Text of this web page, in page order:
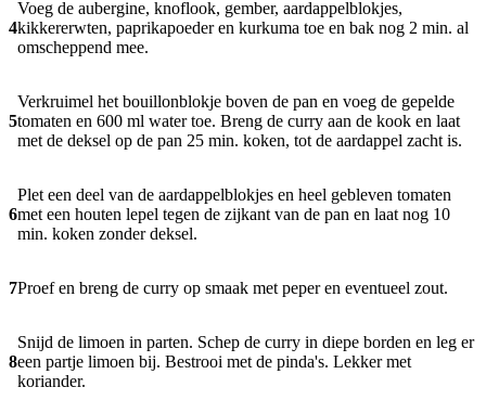
4
Voeg de aubergine, knoflook, gember, aardappelblokjes,
kikkererwten, paprikapoeder en kurkuma toe en bak nog 2 min. al
omscheppend mee.
5
Verkruimel het bouillonblokje boven de pan en voeg de gepelde
tomaten en 600 ml water toe. Breng de curry aan de kook en laat
met de deksel op de pan 25 min. koken, tot de aardappel zacht is.
6
Plet een deel van de aardappelblokjes en heel gebleven tomaten
met een houten lepel tegen de zijkant van de pan en laat nog 10
min. koken zonder deksel.
7Proef en breng de curry op smaak met peper en eventueel zout.
8
Snijd de limoen in parten. Schep de curry in diepe borden en leg er
een partje limoen bij. Bestrooi met de pinda's. Lekker met
koriander.